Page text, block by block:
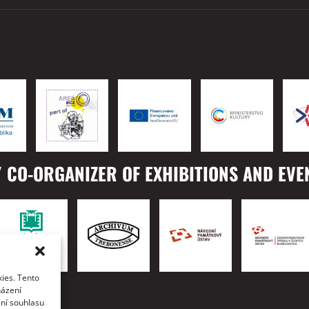
Tento
souhlasu
ORGANIZER OF EXHIBITIONS AND